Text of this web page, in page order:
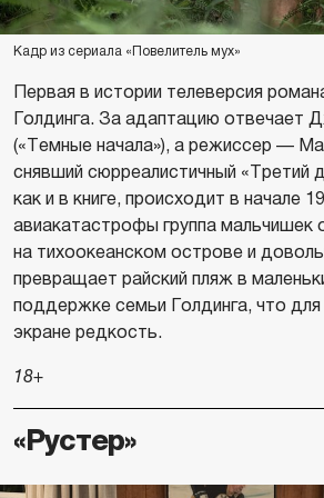
Кадр из сериала «Повелитель мух»
Первая в истории телеверсия
Голдинга. За адаптацию отвечает
(«Темные начала»), а режиссер —
снявший сюрреалистичный «Третий
как и в книге, происходит в начале
авиакатастрофы группа мальчишек
на тихоокеанском острове и
превращает райский пляж в
поддержке семьи Голдинга, что для
экране редкость.
18+
«Рустер»